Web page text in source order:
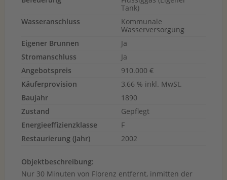
Tank)
Wasseranschluss
Kommunale
Wasserversorgung
Eigener Brunnen
Ja
Stromanschluss
Ja
Angebotspreis
910.000 €
Käuferprovision
3,66 % inkl. MwSt.
Baujahr
1890
Zustand
Gepflegt
Energieeffizienzklasse
F
Restaurierung (Jahr)
2002
Objektbeschreibung:
Nur 30 Minuten von Florenz entfernt, inmitten der